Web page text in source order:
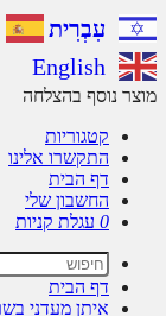
עִבְרִית
English
מוצר נוסף בהצלחה
קטגוריות
התקשרו אלינו
דף הבית
החשבון שלי
0 עגלת קניות
דף הבית
איתן מעדני